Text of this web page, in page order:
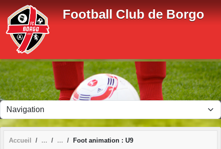
Football Club de Borgo
Accueil Foot animation : U9
Panneau de gestion des cookies